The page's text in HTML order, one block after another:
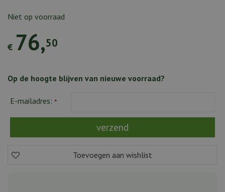
€ 76,50
Niet op voorraad
Op de hoogte blijven van nieuwe voorraad?
E-mailadres: *